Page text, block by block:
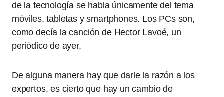
de la tecnología se habla únicamente del tema
móviles, tabletas y smartphones. Los PCs son,
como decía la canción de Hector Lavoé, un
periódico de ayer.
De alguna manera hay que darle la razón a los
expertos, es cierto que hay un cambio de